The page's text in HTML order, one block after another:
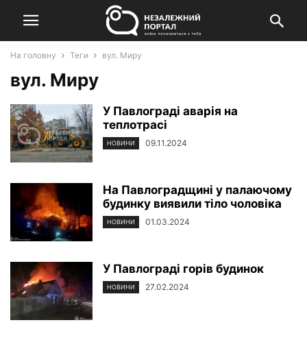
На головну Теги вул. Миру
вул. Миру
У Павлограді аварія на
теплотрасі
НОВИНИ 09.11.2024
На Павлоградщині у палаючому
будинку виявили тіло чоловіка
НОВИНИ 01.03.2024
У Павлограді горів будинок
НОВИНИ 27.02.2024